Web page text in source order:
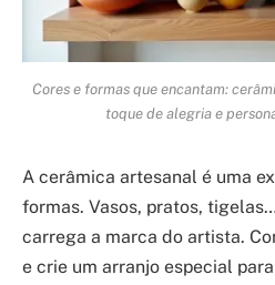
Cores e formas que encantam:
toque de alegria e
A cerâmica artesanal é uma
formas. Vasos, pratos,
carrega a marca do artista.
e crie um arranjo especial